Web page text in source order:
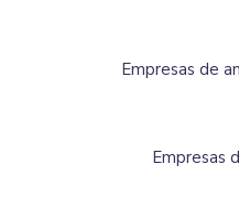
Empresas de
Empresas